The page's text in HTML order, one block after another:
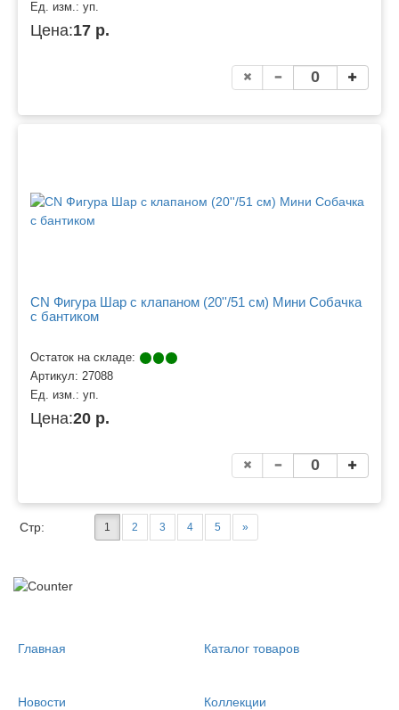
Ед. изм.: уп.
Цена:17 р.
CN Фигура Шар с клапаном (20''/51 см) Мини Собачка
с бантиком
Остаток на складе:
Артикул: 27088
Ед. изм.: уп.
Цена:20 р.
Стр: 1 2 3 4 5 »
Главная Каталог товаров
Новости Коллекции